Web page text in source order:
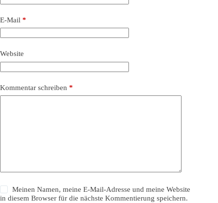
E-Mail *
Website
Kommentar schreiben *
Meinen Namen, meine E-Mail-Adresse und meine Website
in diesem Browser für die nächste Kommentierung speichern.